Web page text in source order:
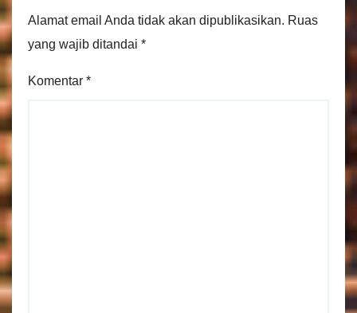
Alamat email Anda tidak akan dipublikasikan. Ruas
yang wajib ditandai *
Komentar *